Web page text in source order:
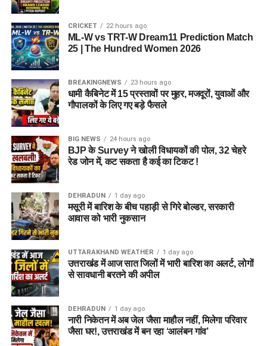
CRICKET 22 hours ago
ML-W vs TRT-W Dream11 Prediction Match
25 | The Hundred Women 2026
BREAKINGNEWS 23 hours ago
धामी कैबिनेट में 15 प्रस्तावों पर मुहर, मजदूरों, युवाओं और
गौपालकों के लिए गए बड़े फैसले
BIG NEWS 24 hours ago
BJP के Survey ने खोली विधायकों की पोल, 32 चेहरे
रेड जोन में, कट सकता है कई का टिकट !
DEHRADUN 1 day ago
मसूरी में बारिश के बीच पहाड़ी से गिरे बोल्डर, सरकारी
आवास को भारी नुकसान
UTTARAKHAND WEATHER 1 day ago
उत्तराखंड में आज सात जिलों में भारी बारिश का अलर्ट, लोगों
से सावधानी बरतने की अपील
DEHRADUN 1 day ago
नारी निकेतन में अब जेल जैसा माहौल नहीं, मिलेगा परिवार
जैसा घर!, उत्तराखंड में बन रहा ‘आलंबन गांव’